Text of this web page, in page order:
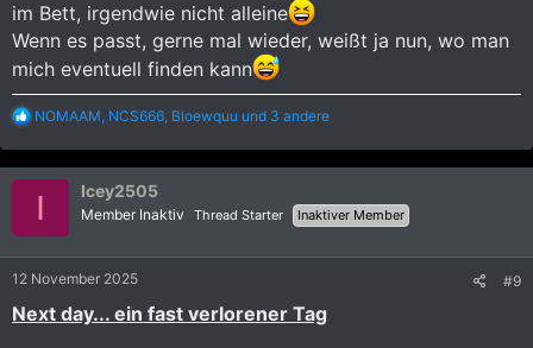
im Bett, irgendwie nicht alleine
Wenn es passt, gerne mal wieder, weißt ja nun, wo man
mich eventuell finden kann
R
a
k
n
NOMAAM, NCS666, Bloewquu und 3 andere
I Icey2505
Member Inaktiv Thread Starter Inaktiver Member
12 November 2025 #9
Next day... ein fast verlorener Tag